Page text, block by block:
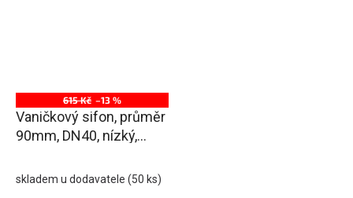
615 Kč –13 %
Vaničkový sifon, průměr
90mm, DN40, nízký,
skladem u dodavatele (50 ks)